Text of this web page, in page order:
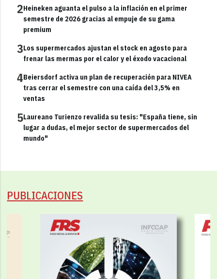
2Heineken aguanta el pulso a la inflación en el primer
semestre de 2026 gracias al empuje de su gama
premium
3Los supermercados ajustan el stock en agosto para
frenar las mermas por el calor y el éxodo vacacional
4Beiersdorf activa un plan de recuperación para NIVEA
tras cerrar el semestre con una caída del 3,5% en
ventas
5Laureano Turienzo revalida su tesis: "España tiene, sin
lugar a dudas, el mejor sector de supermercados del
mundo"
PUBLICACIONES